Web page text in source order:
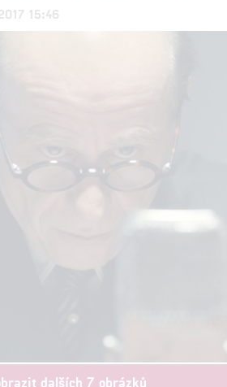
15:46
dalších 7 obrázků